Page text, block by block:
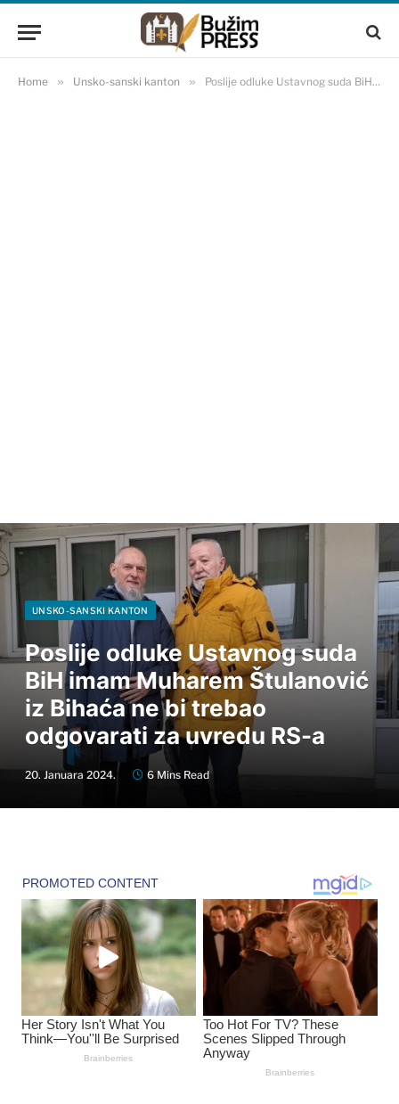
Home » Unsko-sanski kanton » Poslije odluke Ustavnog suda BiH imam Muharem Štulanović iz Bihaća ne bi trebao odgovarati za uvredu RS-a
UNSKO-SANSKI KANTON
Poslije odluke Ustavnog suda
BiH imam Muharem Štulanović
iz Bihaća ne bi trebao
odgovarati za uvredu RS-a
20. Januara 2024. 6 Mins Read